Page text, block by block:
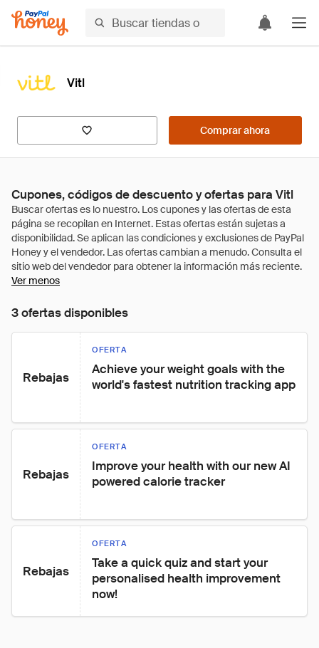
Vitl
Comprar ahora
Cupones, códigos de descuento y ofertas para Vitl
Ver menos
3 ofertas disponibles
Rebajas
OFERTA
Achieve your weight goals with the
world's fastest nutrition tracking app
Rebajas
OFERTA
Improve your health with our new AI
powered calorie tracker
Rebajas
OFERTA
Take a quick quiz and start your
personalised health improvement
now!